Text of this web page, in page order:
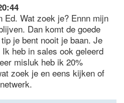
Ed. Wat zoek je? Ennn mijn
Dan komt de goede
je bent nooit je baan. Je
heb in sales ook geleerd
misluk heb ik 20%
zoek je en eens kijken of